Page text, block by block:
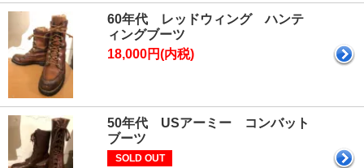
60年代 レッドウィング ハンテ
ィングブーツ
18,000円(内税)
50年代 USアーミー コンバット
ブーツ
SOLD OUT